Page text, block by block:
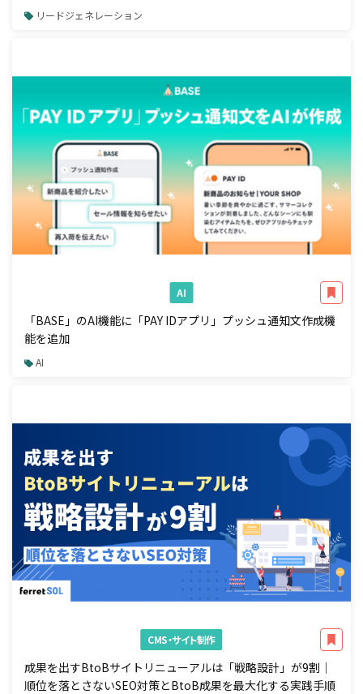
リードジェネレーション
AI
「BASE」のAI機能に「PAY IDアプリ」プッシュ通知文作成機
能を追加
AI
CMS・サイト制作
成果を出すBtoBサイトリニューアルは「戦略設計」が9割｜
順位を落とさないSEO対策とBtoB成果を最大化する実践手順